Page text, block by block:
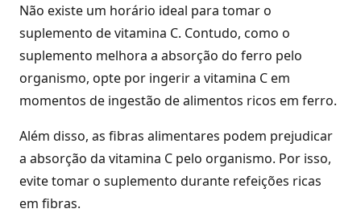
Não existe um horário ideal para tomar o
suplemento de vitamina C. Contudo, como o
suplemento melhora a absorção do ferro pelo
organismo, opte por ingerir a vitamina C em
momentos de ingestão de alimentos ricos em ferro.
Além disso, as fibras alimentares podem prejudicar
a absorção da vitamina C pelo organismo. Por isso,
evite tomar o suplemento durante refeições ricas
em fibras.